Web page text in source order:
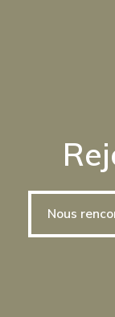
Nous